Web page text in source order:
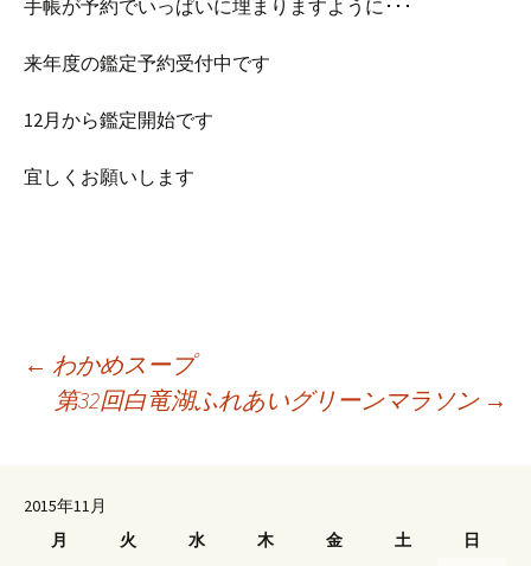
手帳が予約でいっぱいに埋まりますように･･･
来年度の鑑定予約受付中です
12月から鑑定開始です
宜しくお願いします
投
ナ
← わかめスープ
第32回白竜湖ふれあいグリーンマラソン →
2015年11月
月
火 水 木 金 土
日